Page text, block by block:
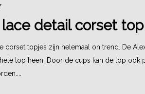
detail corset
corset topjes zijn helemaal on trend. De
top heen. Door de cups kan de top ook